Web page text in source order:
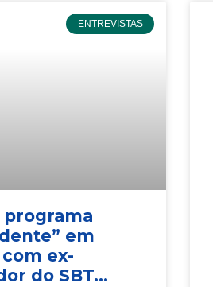
ENTREVISTAS
programa
em
ex-
do SBT…